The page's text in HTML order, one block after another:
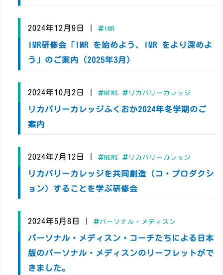
2024年12月9日 IMR
IMR研修会「IMR を始めよう、IMR をより深めよ
う」のご案内（2025年3月）
2024年10月2日 NEWS リカバリーカレッジ
リカバリーカレッジふくおか2024年冬学期のご
案内
2024年7月12日 NEWS リカバリーカレッジ
リカバリーカレッジを共同創造（コ・プロダクシ
ョン）することを学ぶ研修会
2024年5月8日 パーソナル・メディスン
パーソナル・メディスン・コーチたちによる日本
版のパーソナル・メディスンのリーフレットがで
きました。